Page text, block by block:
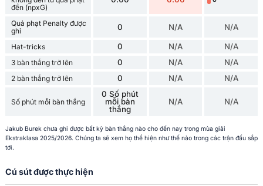
đền (npxG)
Quả phạt Penalty được
ghi
0 N/A N/A
Hat-tricks 0 N/A N/A
3 bàn thắng trở lên 0 N/A N/A
2 bàn thắng trở lên 0 N/A N/A
Số phút mỗi bàn thắng
0 Số phút
mỗi bàn
thắng
N/A N/A
Jakub Burek chưa ghi được bất kỳ bàn thắng nào cho đến nay trong mùa giải
Ekstraklasa 2025/2026. Chúng ta sẽ xem họ thể hiện như thế nào trong các trận đấu sắp
tới.
Cú sút được thực hiện